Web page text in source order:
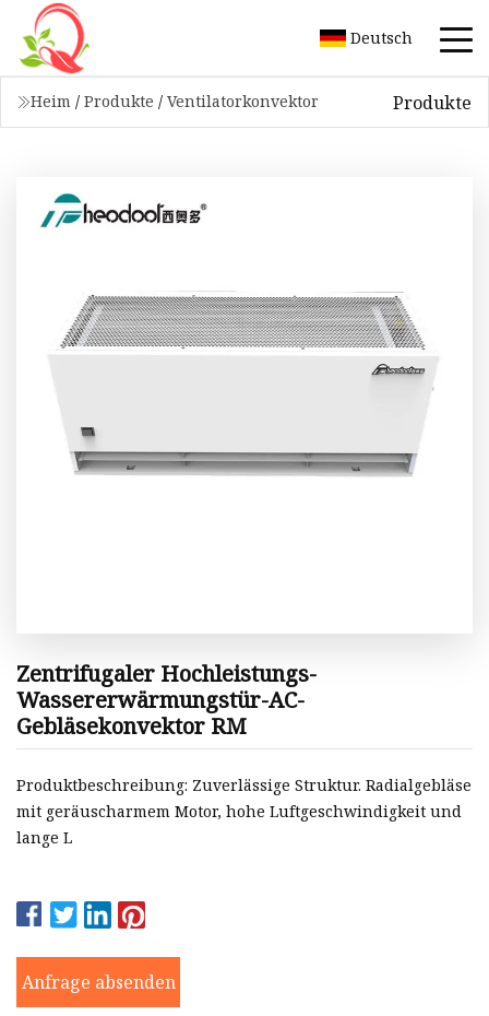
Deutsch
Heim / Produkte / Ventilatorkonvektor Produkte
Zentrifugaler Hochleistungs-
Wassererwärmungstür-AC-
Gebläsekonvektor RM
Produktbeschreibung: Zuverlässige Struktur. Radialgebläse
mit geräuscharmem Motor, hohe Luftgeschwindigkeit und
lange L
Anfrage absenden